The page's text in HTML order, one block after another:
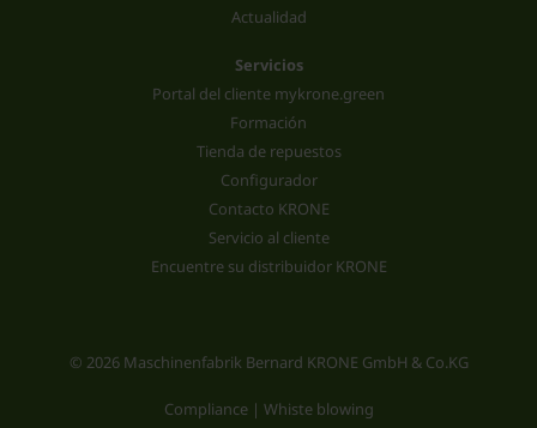
Actualidad
Servicios
Portal del cliente mykrone.green
Formación
Tienda de repuestos
Configurador
Contacto KRONE
Servicio al cliente
Encuentre su distribuidor KRONE
© 2026 Maschinenfabrik Bernard KRONE GmbH & Co.KG
Compliance | Whiste blowing